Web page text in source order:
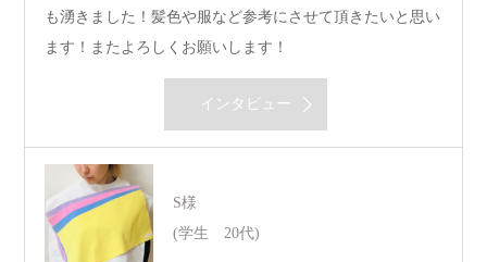
も湧きました！髪色や服など参考にさせて頂きたいと思い
ます！またよろしくお願いします！
インタビュー
S様
(学生 20代)